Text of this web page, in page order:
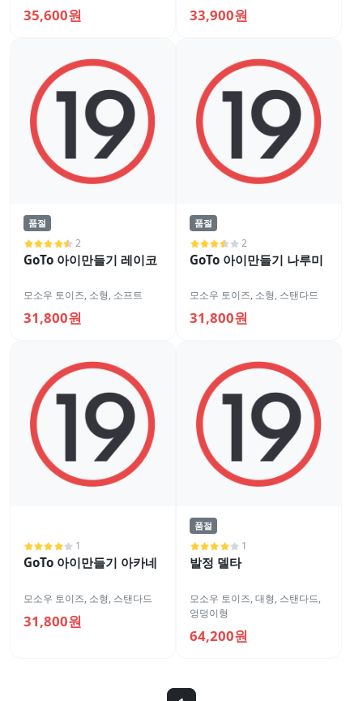
35,600원 33,900원
품절
2
GoTo 아이만들기 레이코
모소우 토이즈, 소형, 소프트
31,800원
품절
2
GoTo 아이만들기 나루미
모소우 토이즈, 소형, 스탠다드
31,800원
1
GoTo 아이만들기 아카네
모소우 토이즈, 소형, 스탠다드
31,800원
품절
1
발정 델타
모소우 토이즈,대형, 스탠다드,
엉덩이형
64,200원